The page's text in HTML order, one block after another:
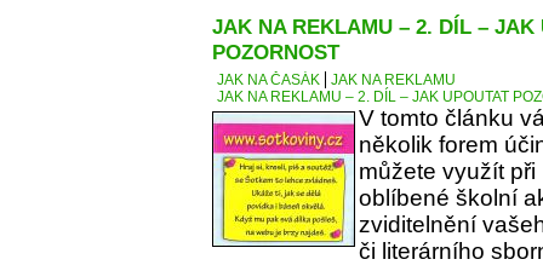
JAK NA REKLAMU – 2. DÍL – JAK
POZORNOST
JAK NA ČASÁK
JAK NA REKLAMU
JAK NA REKLAMU – 2. DÍL – JAK UPOUTAT
V tomto článku
několik forem
můžete využít
oblíbené školní
zviditelnění
či literárního